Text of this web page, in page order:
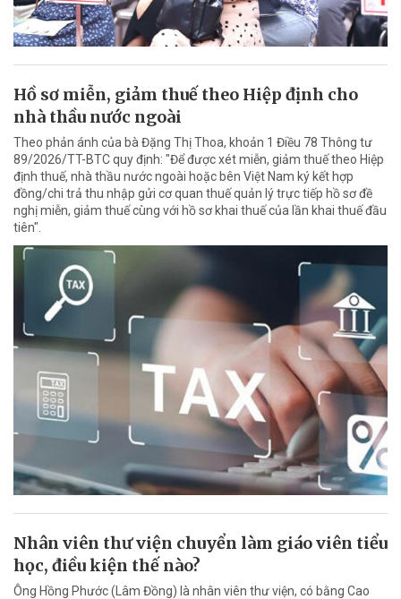
Hồ sơ miễn, giảm thuế theo Hiệp định cho
nhà thầu nước ngoài
Theo phản ánh của bà Đặng Thị Thoa, khoản 1 Điều 78 Thông tư
89/2026/TT-BTC quy định: "Để được xét miễn, giảm thuế theo Hiệp
định thuế, nhà thầu nước ngoài hoặc bên Việt Nam ký kết hợp
đồng/chi trả thu nhập gửi cơ quan thuế quản lý trực tiếp hồ sơ đề
nghị miễn, giảm thuế cùng với hồ sơ khai thuế của lần khai thuế đầu
tiên".
Nhân viên thư viện chuyển làm giáo viên tiểu
học, điều kiện thế nào?
Ông Hồng Phước (Lâm Đồng) là nhân viên thư viện, có bằng Cao